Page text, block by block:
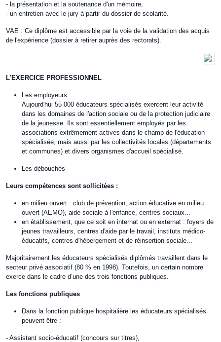
- la présentation et la soutenance d'un mémoire,
- un entretien avec le jury à partir du dossier de scolarité.
VAE : Ce diplôme est accessible par la voie de la validation des acquis
de l'expérience (dossier à retirer auprès des rectorats).
L'EXERCICE PROFESSIONNEL
Les employeurs
Aujourd'hui 55 000 éducateurs spécialisés exercent leur activité
dans les domaines de l'action sociale ou de la protection judiciaire
de la jeunesse. Ils sont essentiellement employés par les
associations extrêmement actives dans le champ de l'éducation
spécialisée, mais aussi par les collectivités locales (départements
et communes) et divers organismes d'accueil spécialisé.
Les débouchés
Leurs compétences sont sollicitées :
en milieu ouvert : club de prévention, action éducative en milieu
ouvert (AEMO), aide sociale à l'enfance, centres sociaux...
en établissement, que ce soit en internat ou en externat : foyers de
jeunes travailleurs, centres d'aide par le travail, instituts médico-
éducatifs, centres d'hébergement et de réinsertion sociale...
Majoritairement les éducateurs spécialisés diplômés travaillent dans le
secteur privé associatif (80 % en 1998). Toutefois, un certain nombre
exerce dans le cadre d’une des trois fonctions publiques.
Les fonctions publiques
Dans la fonction publique hospitalière les éducateurs spécialisés
peuvent être :
- Assistant socio-éducatif (concours sur titres),